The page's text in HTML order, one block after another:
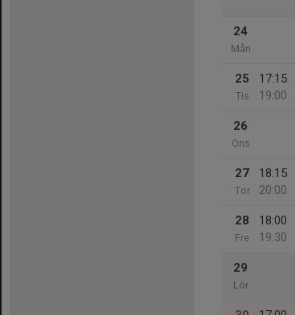
24
Mån
25
Tis
17:15
19:00
26
Ons
27
Tor
18:15
20:00
28
Fre
18:00
19:30
29
Lör